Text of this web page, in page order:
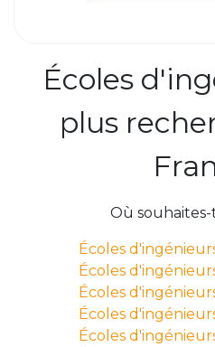
Écoles
plus
Où
Écoles
Écoles
Écoles
Écoles
Écoles